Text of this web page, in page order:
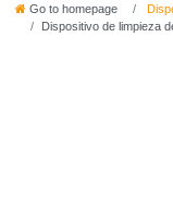
Go to homepage
Dispositivo de limpieza